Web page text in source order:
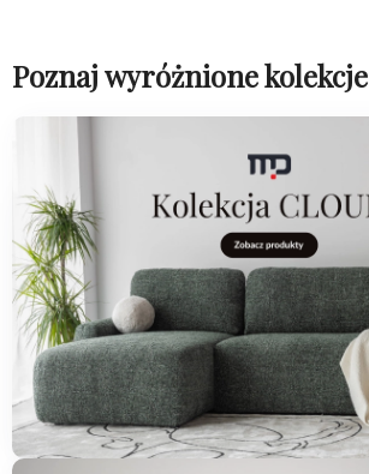
Poznaj wyróżnione kolekcje